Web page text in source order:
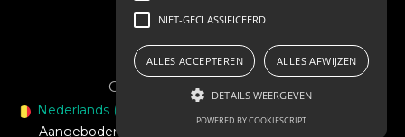
Copyright © Blue Cabs s.a.
Nederlands (BE)
Aangeboden door
NIET-GECLASSIFICEERD
ALLES ACCEPTEREN ALLES AFWIJZEN
DETAILS WEERGEVEN
POWERED BY COOKIESCRIPT